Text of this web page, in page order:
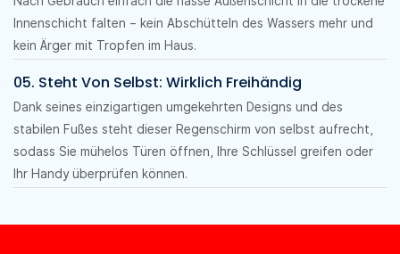
Innenschicht falten – kein Abschütteln des Wassers mehr und
kein Ärger mit Tropfen im Haus.
05. Steht Von Selbst: Wirklich Freihändig
Dank seines einzigartigen umgekehrten Designs und des
stabilen Fußes steht dieser Regenschirm von selbst aufrecht,
sodass Sie mühelos Türen öffnen, Ihre Schlüssel greifen oder
Ihr Handy überprüfen können.